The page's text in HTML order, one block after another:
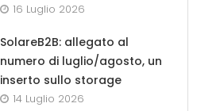
16 Luglio 2026
SolareB2B: allegato al
numero di luglio/agosto, un
inserto sullo storage
14 Luglio 2026